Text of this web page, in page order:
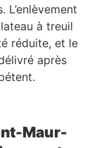
à treuil
réduite, et le
après
Maur-